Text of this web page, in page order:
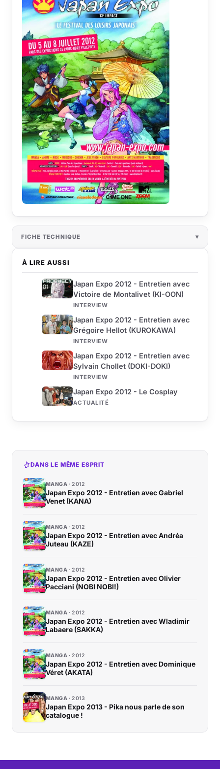
À LIRE AUSSI
Japan Expo 2012 - Entretien avec
Victoire de Montalivet (KI-OON)
INTERVIEW
Japan Expo 2012 - Entretien avec
Grégoire Hellot (KUROKAWA)
INTERVIEW
Japan Expo 2012 - Entretien avec
Sylvain Chollet (DOKI-DOKI)
INTERVIEW
Japan Expo 2012 - Le Cosplay
ACTUALITÉ
FICHE TECHNIQUE
DANS LE MÊME ESPRIT
MANGA 2012
Japan Expo 2012 - Entretien avec Gabriel
Venet (KANA)
MANGA 2012
Japan Expo 2012 - Entretien avec Andréa
Juteau (KAZE)
MANGA 2012
Japan Expo 2012 - Entretien avec Olivier
Pacciani (NOBI NOBI!)
MANGA 2012
Japan Expo 2012 - Entretien avec Wladimir
Labaere (SAKKA)
MANGA 2012
Japan Expo 2012 - Entretien avec Dominique
Véret (AKATA)
MANGA 2013
Japan Expo 2013 - Pika nous parle de son
catalogue !